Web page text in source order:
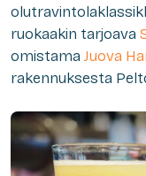
ruokaakin tarjoava
omistama Juova
rakennuksesta